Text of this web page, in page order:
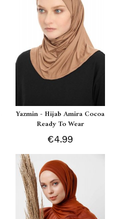
Yazmin - Hijab Amira Cocoa
Ready To Wear
€4.99